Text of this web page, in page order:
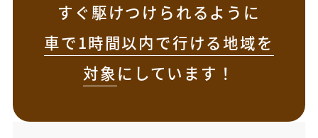
すぐ駆けつけられるように
車で1時間以内で行ける地域を
対象にしています！